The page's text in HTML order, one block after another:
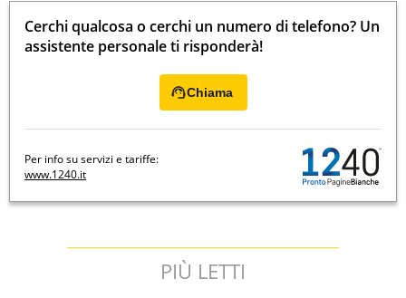
Cerchi qualcosa o cerchi un numero di telefono? Un
assistente personale ti risponderà!
Chiama
Per info su servizi e tariffe:
www.1240.it
PIÙ LETTI